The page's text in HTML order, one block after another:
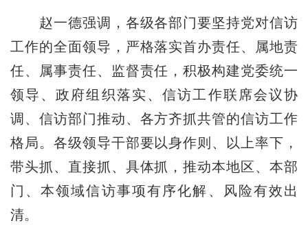
赵一德强调，各级各部门要坚持党对信访
工作的全面领导，严格落实首办责任、属地责
任、属事责任、监督责任，积极构建党委统一
领导、政府组织落实、信访工作联席会议协
调、信访部门推动、各方齐抓共管的信访工作
格局。各级领导干部要以身作则、以上率下，
带头抓、直接抓、具体抓，推动本地区、本部
门、本领域信访事项有序化解、风险有效出
清。